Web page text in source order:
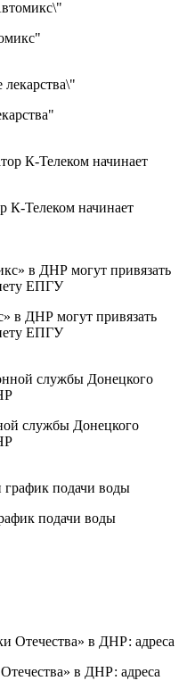
К-Телеком начинает
в ДНР могут привязать
ЕПГУ
службы Донецкого
подачи воды
в ДНР: адреса